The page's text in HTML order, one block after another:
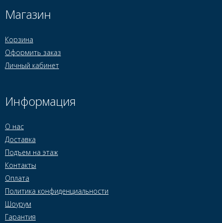
Магазин
Корзина
Оформить заказ
Личный кабинет
Информация
О нас
Доставка
Подъем на этаж
Контакты
Оплата
Политика конфиденциальности
Шоурум
Гарантия